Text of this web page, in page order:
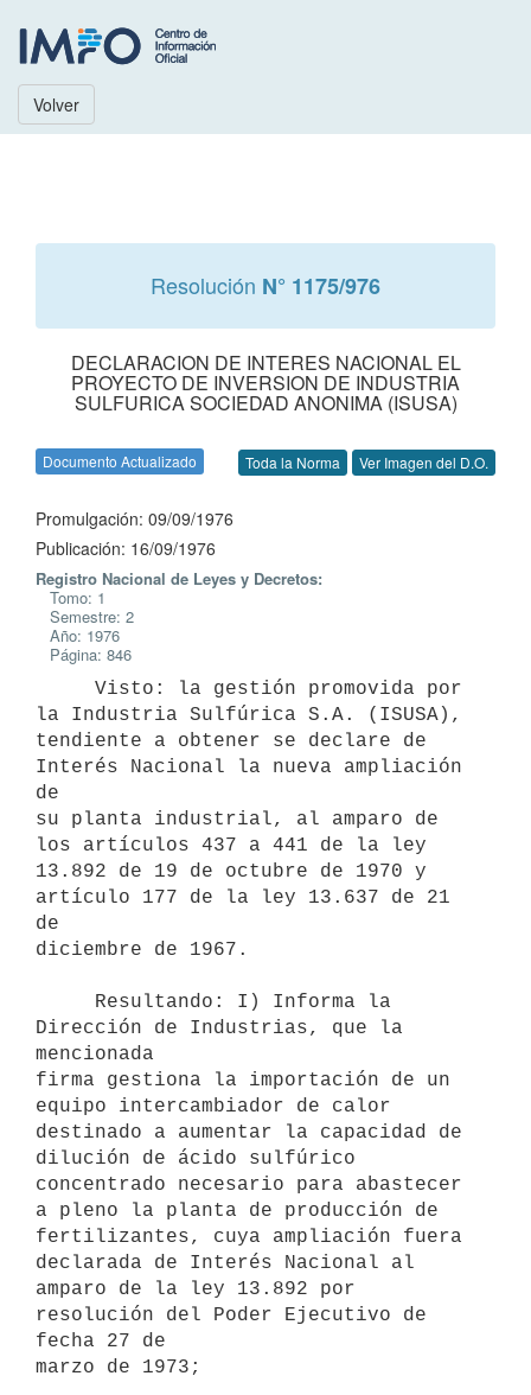
Volver
Resolución N° 1175/976
DECLARACION DE INTERES NACIONAL EL
PROYECTO DE INVERSION DE INDUSTRIA
SULFURICA SOCIEDAD ANONIMA (ISUSA)
Documento Actualizado Toda la Norma Ver Imagen del D.O.
Promulgación: 09/09/1976
Publicación: 16/09/1976
Registro Nacional de Leyes y Decretos:
Tomo: 1
Semestre: 2
Año: 1976
Página: 846
la Industria Sulfúrica S.A. (ISUSA),
tendiente a obtener se declare de
Interés Nacional la nueva ampliación
de
su planta industrial, al amparo de
los artículos 437 a 441 de la ley
13.892 de 19 de octubre de 1970 y
artículo 177 de la ley 13.637 de 21
de
diciembre de 1967.
Dirección de Industrias, que la
mencionada
firma gestiona la importación de un
equipo intercambiador de calor
destinado a aumentar la capacidad de
dilución de ácido sulfúrico
concentrado necesario para abastecer
a pleno la planta de producción de
fertilizantes, cuya ampliación fuera
declarada de Interés Nacional al
amparo de la ley 13.892 por
resolución del Poder Ejecutivo de
fecha 27 de
marzo de 1973;